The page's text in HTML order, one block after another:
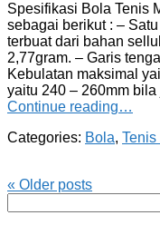
Spesifikasi Bola Tenis
sebagai berikut : –
terbuat dari bahan
2,77gram. – Garis
Kebulatan maksimal
yaitu 240 – 260mm
Continue reading…
Categories: Bola, Tenis
« Older posts
untuk: